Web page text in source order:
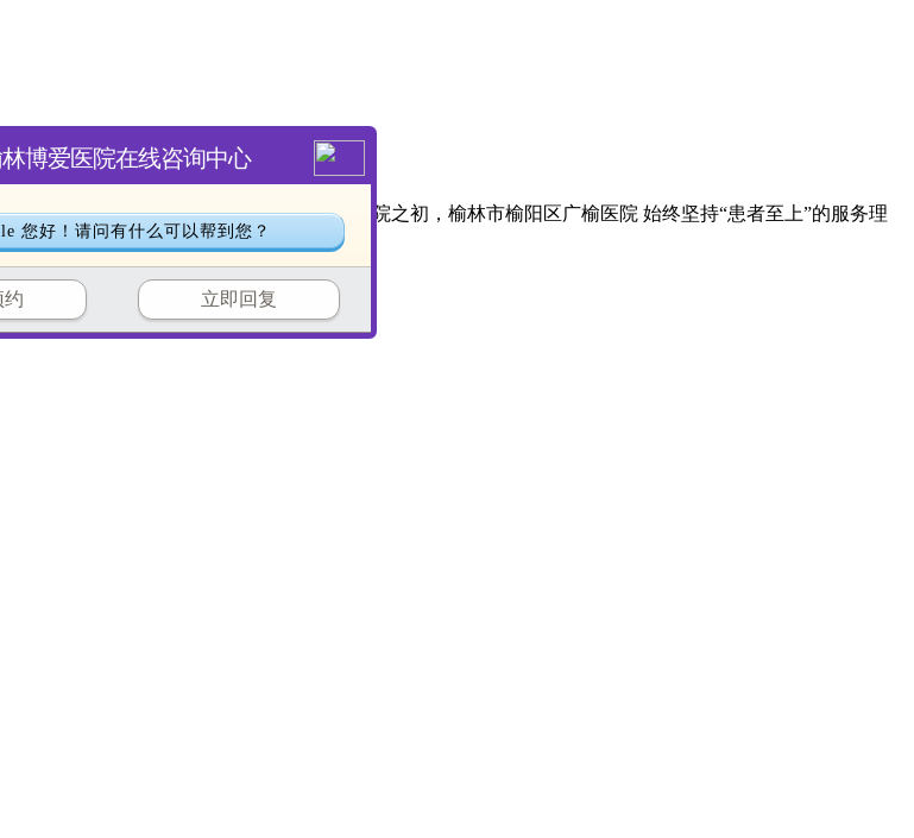
成立的一家现代化综合性医疗机构，从建院之初，榆林市榆阳区广榆医院 始终坚持“患者至上”的服务理
您好！请问有什么可以帮到您？
约 立即回复